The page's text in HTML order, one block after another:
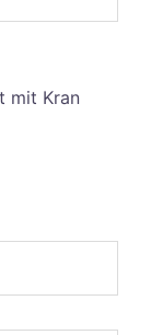
mit Kran